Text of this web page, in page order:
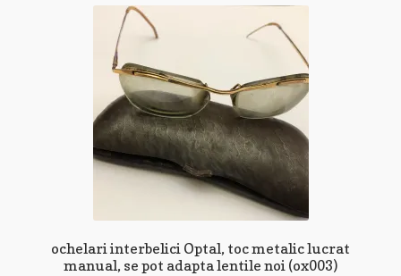
ochelari interbelici Optal, toc metalic lucrat
manual, se pot adapta lentile noi (ox003)